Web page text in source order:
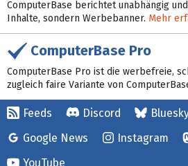
ComputerBase berichtet unabhängig
Inhalte, sondern Werbebanner. Mehr
ComputerBase Pro
ComputerBase Pro ist die werbefreie,
zugleich faire Variante von
Feeds Discord
Google News
Instagram
YouTube